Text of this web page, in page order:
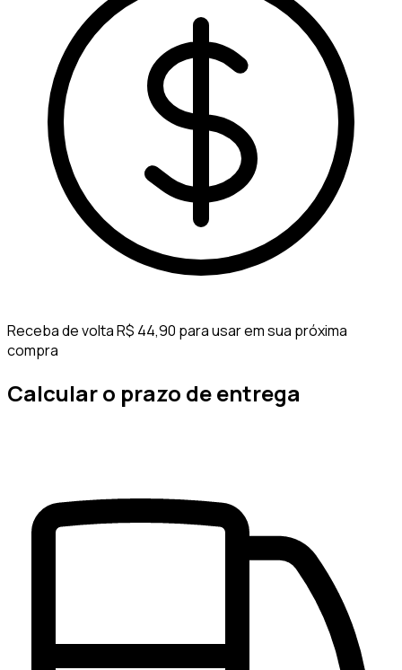
Receba de volta R$ 44,90 para usar em sua próxima
compra
Calcular o prazo de entrega